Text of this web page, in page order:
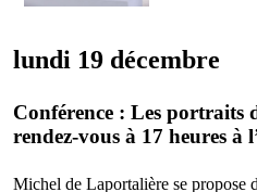
lundi 19 décembre
Conférence : Les portraits
rendez-vous à 17 heures à
Michel de Laportalière se propose